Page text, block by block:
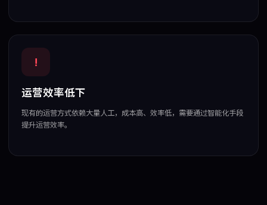
!
运营效率低下
现有的运营方式依赖大量人工，成本高、效率低，需要通过智能化手段
提升运营效率。